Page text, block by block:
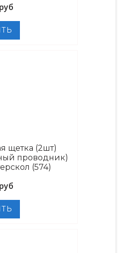
щетка (2шт)
проводник)
(574)